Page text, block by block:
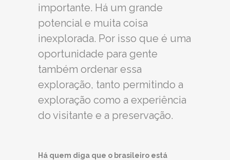
importante. Há um grande
potencial e muita coisa
inexplorada. Por isso que é uma
oportunidade para gente
também ordenar essa
exploração, tanto permitindo a
exploração como a experiência
do visitante e a preservação.
Há quem diga que o brasileiro está